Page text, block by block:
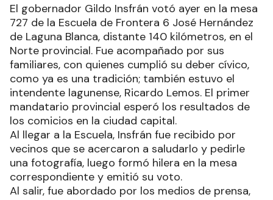
El gobernador Gildo Insfrán votó ayer en la mesa
727 de la Escuela de Frontera 6 José Hernández
de Laguna Blanca, distante 140 kilómetros, en el
Norte provincial. Fue acompañado por sus
familiares, con quienes cumplió su deber cívico,
como ya es una tradición; también estuvo el
intendente lagunense, Ricardo Lemos. El primer
mandatario provincial esperó los resultados de
los comicios en la ciudad capital.
Al llegar a la Escuela, Insfrán fue recibido por
vecinos que se acercaron a saludarlo y pedirle
una fotografía, luego formó hilera en la mesa
correspondiente y emitió su voto.
Al salir, fue abordado por los medios de prensa,